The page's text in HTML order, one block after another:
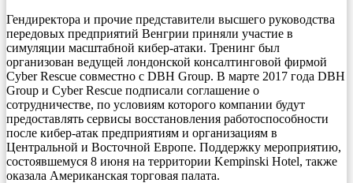
Гендиректора и прочие представители высшего руководства
передовых предприятий Венгрии приняли участие в
симуляции масштабной кибер-атаки. Тренинг был
организован ведущей лондонской консалтинговой фирмой
Cyber Rescue совместно с DBH Group. В марте 2017 года DBH
Group и Cyber Rescue подписали соглашение о
сотрудничестве, по условиям которого компании будут
предоставлять сервисы восстановления работоспособности
после кибер-атак предприятиям и организациям в
Центральной и Восточной Европе. Поддержку мероприятию,
состоявшемуся 8 июня на территории Kempinski Hotel, также
оказала Американская торговая палата.